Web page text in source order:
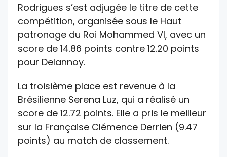
Rodrigues s’est adjugée le titre de cette
compétition, organisée sous le Haut
patronage du Roi Mohammed VI, avec un
score de 14.86 points contre 12.20 points
pour Delannoy.
La troisième place est revenue à la
Brésilienne Serena Luz, qui a réalisé un
score de 12.72 points. Elle a pris le meilleur
sur la Française Clémence Derrien (9.47
points) au match de classement.